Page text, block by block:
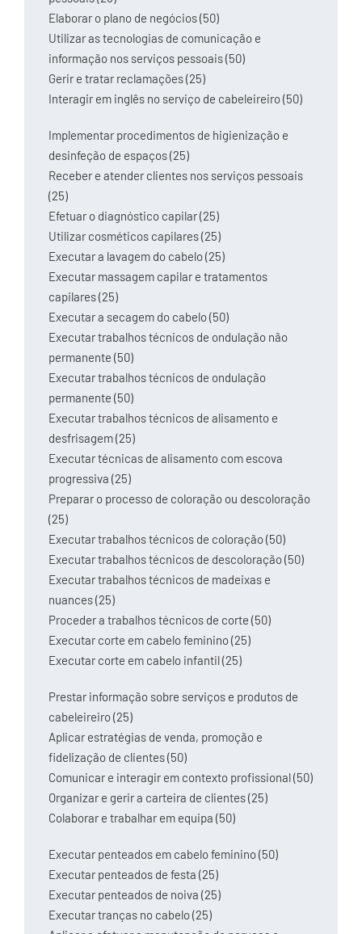
Elaborar o plano de negócios (50)
Utilizar as tecnologias de comunicação e
informação nos serviços pessoais (50)
Gerir e tratar reclamações (25)
Interagir em inglês no serviço de cabeleireiro (50)
Implementar procedimentos de higienização e
desinfeção de espaços (25)
Receber e atender clientes nos serviços pessoais
(25)
Efetuar o diagnóstico capilar (25)
Utilizar cosméticos capilares (25)
Executar a lavagem do cabelo (25)
Executar massagem capilar e tratamentos
capilares (25)
Executar a secagem do cabelo (50)
Executar trabalhos técnicos de ondulação não
permanente (50)
Executar trabalhos técnicos de ondulação
permanente (50)
Executar trabalhos técnicos de alisamento e
desfrisagem (25)
Executar técnicas de alisamento com escova
progressiva (25)
Preparar o processo de coloração ou descoloração
(25)
Executar trabalhos técnicos de coloração (50)
Executar trabalhos técnicos de descoloração (50)
Executar trabalhos técnicos de madeixas e
nuances (25)
Proceder a trabalhos técnicos de corte (50)
Executar corte em cabelo feminino (25)
Executar corte em cabelo infantil (25)
Prestar informação sobre serviços e produtos de
cabeleireiro (25)
Aplicar estratégias de venda, promoção e
fidelização de clientes (50)
Comunicar e interagir em contexto profissional (50)
Organizar e gerir a carteira de clientes (25)
Colaborar e trabalhar em equipa (50)
Executar penteados em cabelo feminino (50)
Executar penteados de festa (25)
Executar penteados de noiva (25)
Executar tranças no cabelo (25)